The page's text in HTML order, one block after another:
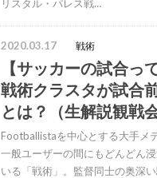
リスタル・パレス戦…
2020.03.17 戦術
【サッカーの試合っ
戦術クラスタが試合
とは？（生解説観戦
Footballistaを中心とする大手メ
一般ユーザーの間にもどんどん
いる「戦術」。監督同士の奥深